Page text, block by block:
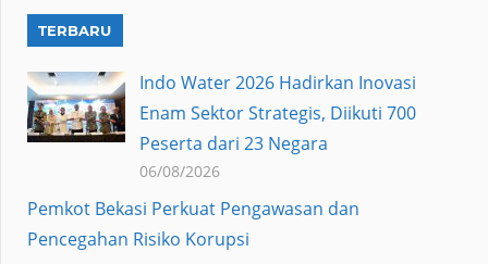
TERBARU
Indo Water 2026 Hadirkan Inovasi
Enam Sektor Strategis, Diikuti 700
Peserta dari 23 Negara
06/08/2026
Pemkot Bekasi Perkuat Pengawasan dan
Pencegahan Risiko Korupsi